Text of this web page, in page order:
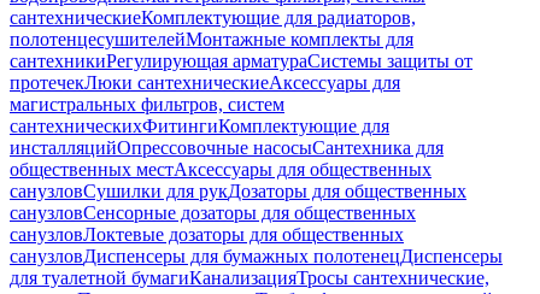
сантехническиеКомплектующие для радиаторов,
полотенцесушителейМонтажные комплекты для
сантехникиРегулирующая арматураСистемы защиты от
протечекЛюки сантехническиеАксессуары для
магистральных фильтров, систем
сантехническихФитингиКомплектующие для
инсталляцийОпрессовочные насосыСантехника для
общественных местАксессуары для общественных
санузловСушилки для рукДозаторы для общественных
санузловСенсорные дозаторы для общественных
санузловЛоктевые дозаторы для общественных
санузловДиспенсеры для бумажных полотенецДиспенсеры
для туалетной бумагиКанализацияТросы сантехнические,